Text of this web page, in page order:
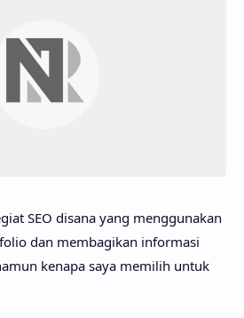
SEO disana yang menggunakan
dan membagikan informasi
kenapa saya memilih untuk